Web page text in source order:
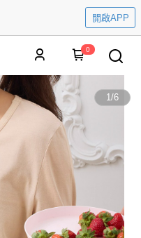
開啟APP
0
1/6